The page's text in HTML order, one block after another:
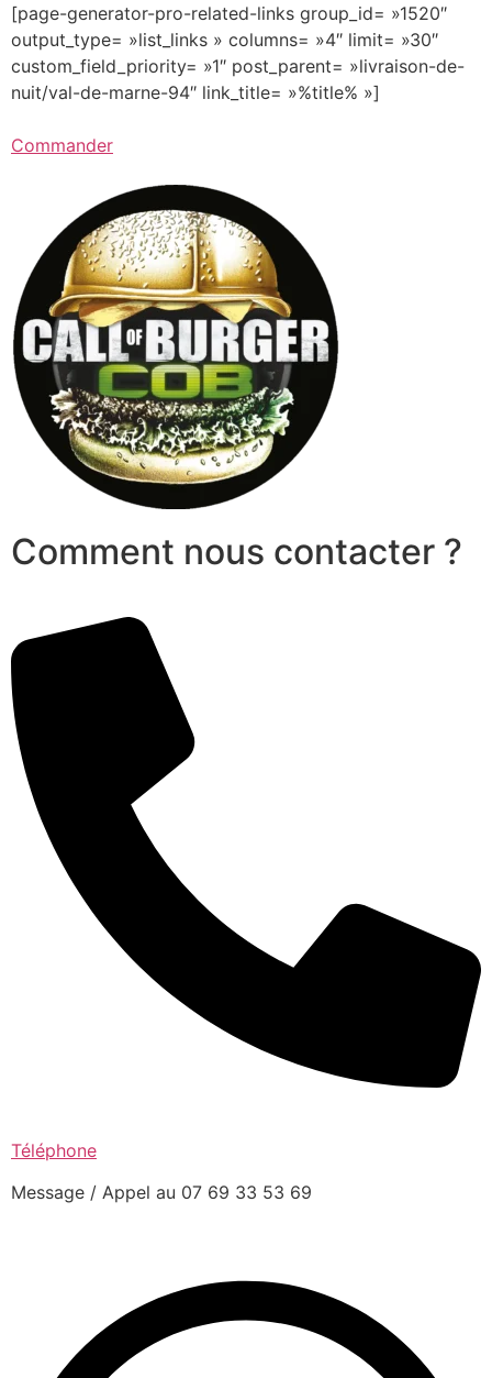
[page-generator-pro-related-links group_id= »1520″
output_type= »list_links » columns= »4″ limit= »30″
custom_field_priority= »1″ post_parent= »livraison-de-
nuit/val-de-marne-94″ link_title= »%title% »]
Commander
Comment nous contacter ?
Téléphone
Message / Appel au 07 69 33 53 69